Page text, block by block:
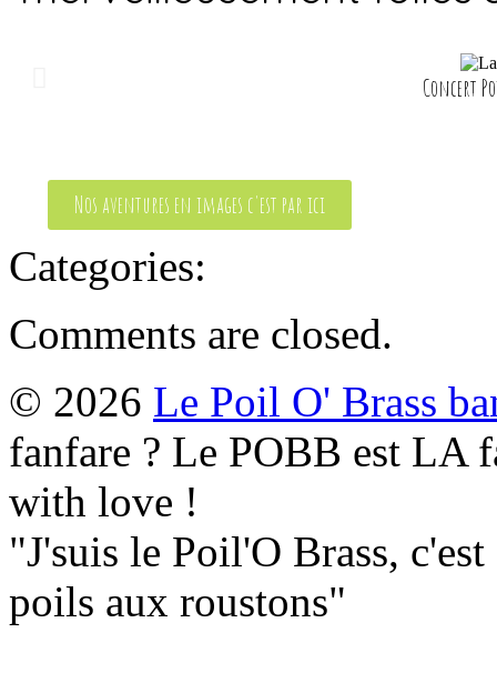
Concert
Nos aventures en images c'est par ici
Categories:
Comments are closed.
© 2026 Le Poil O' Brass
fanfare ? Le POBB est LA
with love !
"J'suis le Poil'O Brass,
poils aux roustons"